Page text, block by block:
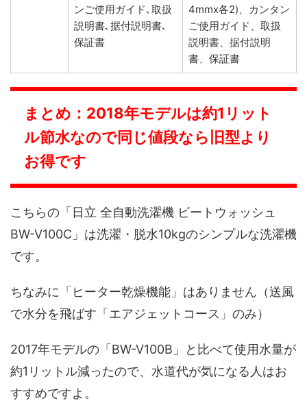
ンご使用ガイド､取扱
説明書､据付説明書､
保証書
4mmx各2)、カンタン
ご使用ガイド、取扱
説明書、据付説明
書、保証書
まとめ：2018年モデルは約1リット
ル節水なので同じ値段なら旧型より
お得です
こちらの「日立 全自動洗濯機 ビートウォッシュ
BW-V100C」は洗濯・脱水10kgのシンプルな洗濯機
です。
ちなみに「ヒーター乾燥機能」はありません（送風
で水分を飛ばす「エアジェットコース」のみ）
2017年モデルの「BW-V100B」と比べて使用水量が
約1リットル減ったので、水道代が気になる人はお
すすめですよ。